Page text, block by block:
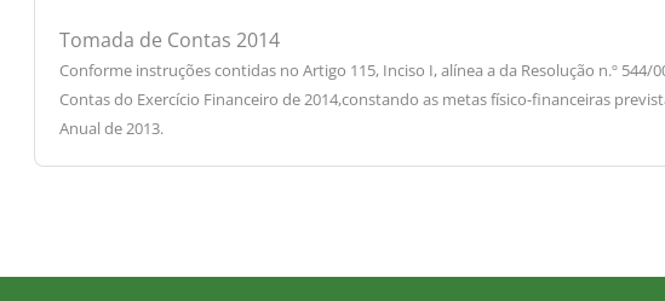
Tomada de Contas 2014
Conforme instruções contidas no Artigo 115, Inciso I, alínea a da Resolução n.º
Contas do Exercício Financeiro de 2014,constando as metas físico-financeiras
Anual de 2013.